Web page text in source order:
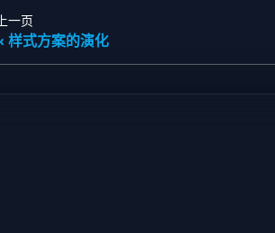
上一页
样式方案的演化